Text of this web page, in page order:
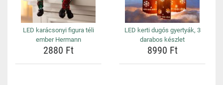
LED karácsonyi figura téli
ember Hermann
2880 Ft
LED kerti dugós gyertyák, 3
darabos készlet
8990 Ft